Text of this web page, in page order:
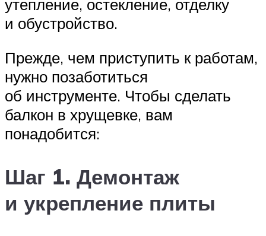
утепление, остекление, отделку
и обустройство.
Прежде, чем приступить к работам,
нужно позаботиться
об инструменте. Чтобы сделать
балкон в хрущевке, вам
понадобится:
Шаг 1. Демонтаж
и укрепление плиты